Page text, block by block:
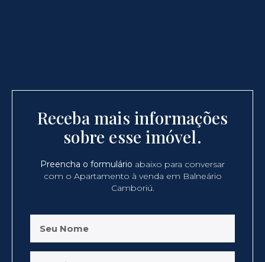
Receba mais informações
sobre esse imóvel.
Preencha o formulário abaixo para conversar
com o Apartamento à venda em Balneário
Camboriú.